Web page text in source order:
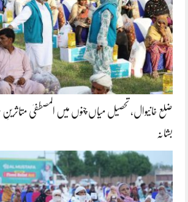
ضلع خانیوال، تحصیل میاں چنوں میں المصطفیٰ
بشانہ